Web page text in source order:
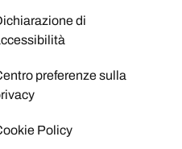
di
preferenze sulla
Policy